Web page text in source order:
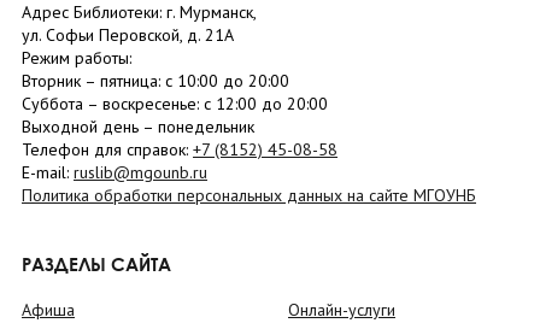
Адрес Библиотеки: г. Мурманск,
ул. Софьи Перовской, д. 21А
Режим работы:
Вторник – пятница: с 10:00 до 20:00
Суббота – воскресенье: c 12:00 до 20:00
Выходной день – понедельник
Телефон для справок: +7 (8152) 45-08-58
E-mail: ruslib@mgounb.ru
Политика обработки персональных данных на сайте МГОУНБ
РАЗДЕЛЫ САЙТА
Афиша
Онлайн-услуги